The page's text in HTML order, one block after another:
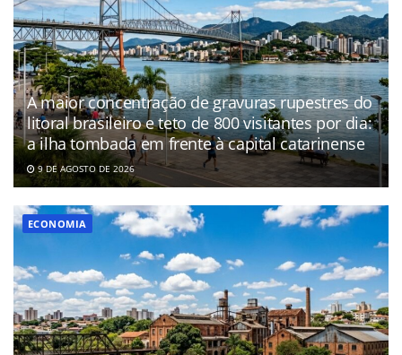
A maior concentração de gravuras rupestres do
litoral brasileiro e teto de 800 visitantes por dia:
a ilha tombada em frente à capital catarinense
9 DE AGOSTO DE 2026
ECONOMIA